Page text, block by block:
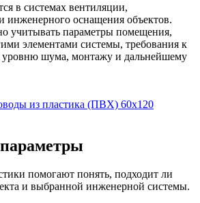
в системах вентиляции,
инженерного оснащения объектов.
учитывать параметры помещения,
элементами системы, требования к
уровню шума, монтажу и дальнейшему
из пластика (ПВХ) 60х120
помогают понять, подходит ли
и выбранной инженерной системы.